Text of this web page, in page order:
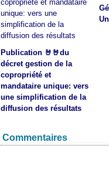
Publication 🤘🤘du
décret gestion de la
copropriété et
mandataire unique: vers
une simplification de la
diffusion des résultats
Commentaires